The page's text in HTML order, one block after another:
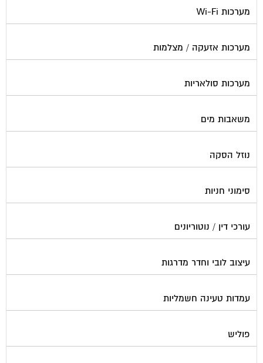
מערכות Wi-Fi
מערכות אזעקה / מצלמות
מערכות סולאריות
משאבות מים
נוזל הסקה
סימוני חניות
עורכי דין / נוטוריונים
עיצוב לובי וחדר מדרגות
עמדות טעינה חשמליות
פוליש